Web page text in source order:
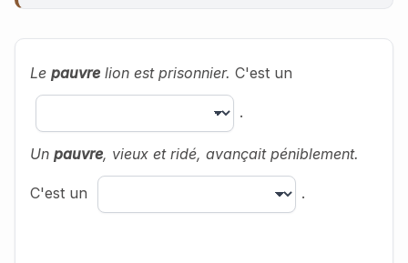
Le pauvre lion est prisonnier. C'est un
.
Un pauvre, vieux et ridé, avançait péniblement.
C'est un .